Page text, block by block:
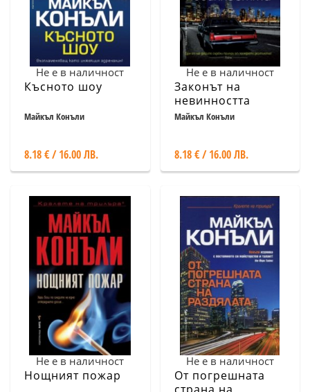
Не е в наличност
Късното шоу
Майкъл Конъли
8.18 € / 16.00 ЛВ.
Не е в наличност
Законът на
невинността
Майкъл Конъли
8.18 € / 16.00 ЛВ.
Не е в наличност
Нощният пожар
Не е в наличност
От погрешната